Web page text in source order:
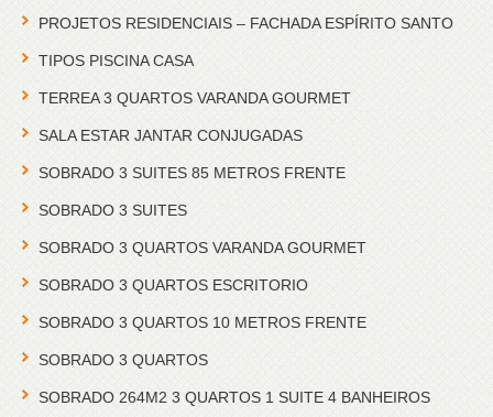
PROJETOS RESIDENCIAIS – FACHADA ESPÍRITO SANTO
TIPOS PISCINA CASA
TERREA 3 QUARTOS VARANDA GOURMET
SALA ESTAR JANTAR CONJUGADAS
SOBRADO 3 SUITES 85 METROS FRENTE
SOBRADO 3 SUITES
SOBRADO 3 QUARTOS VARANDA GOURMET
SOBRADO 3 QUARTOS ESCRITORIO
SOBRADO 3 QUARTOS 10 METROS FRENTE
SOBRADO 3 QUARTOS
SOBRADO 264M2 3 QUARTOS 1 SUITE 4 BANHEIROS